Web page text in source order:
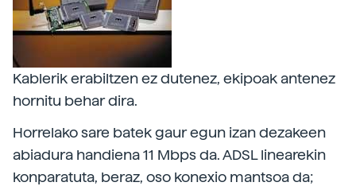
Kablerik erabiltzen ez dutenez, ekipoak antenez
hornitu behar dira.
Horrelako sare batek gaur egun izan dezakeen
abiadura handiena 11 Mbps da. ADSL linearekin
konparatuta, beraz, oso konexio mantsoa da;